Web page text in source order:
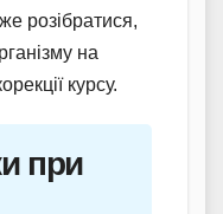
розібратися,
на
курсу.
при